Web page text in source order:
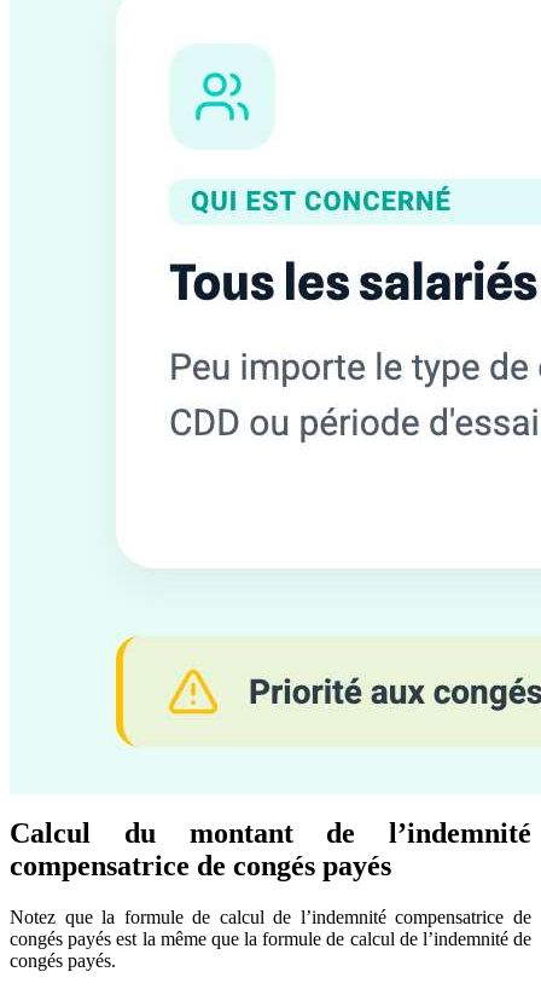
Calcul du montant de l’indemnité
compensatrice de congés payés
Notez que la formule de calcul de l’indemnité compensatrice de
congés payés est la même que la formule de calcul de l’indemnité de
congés payés.